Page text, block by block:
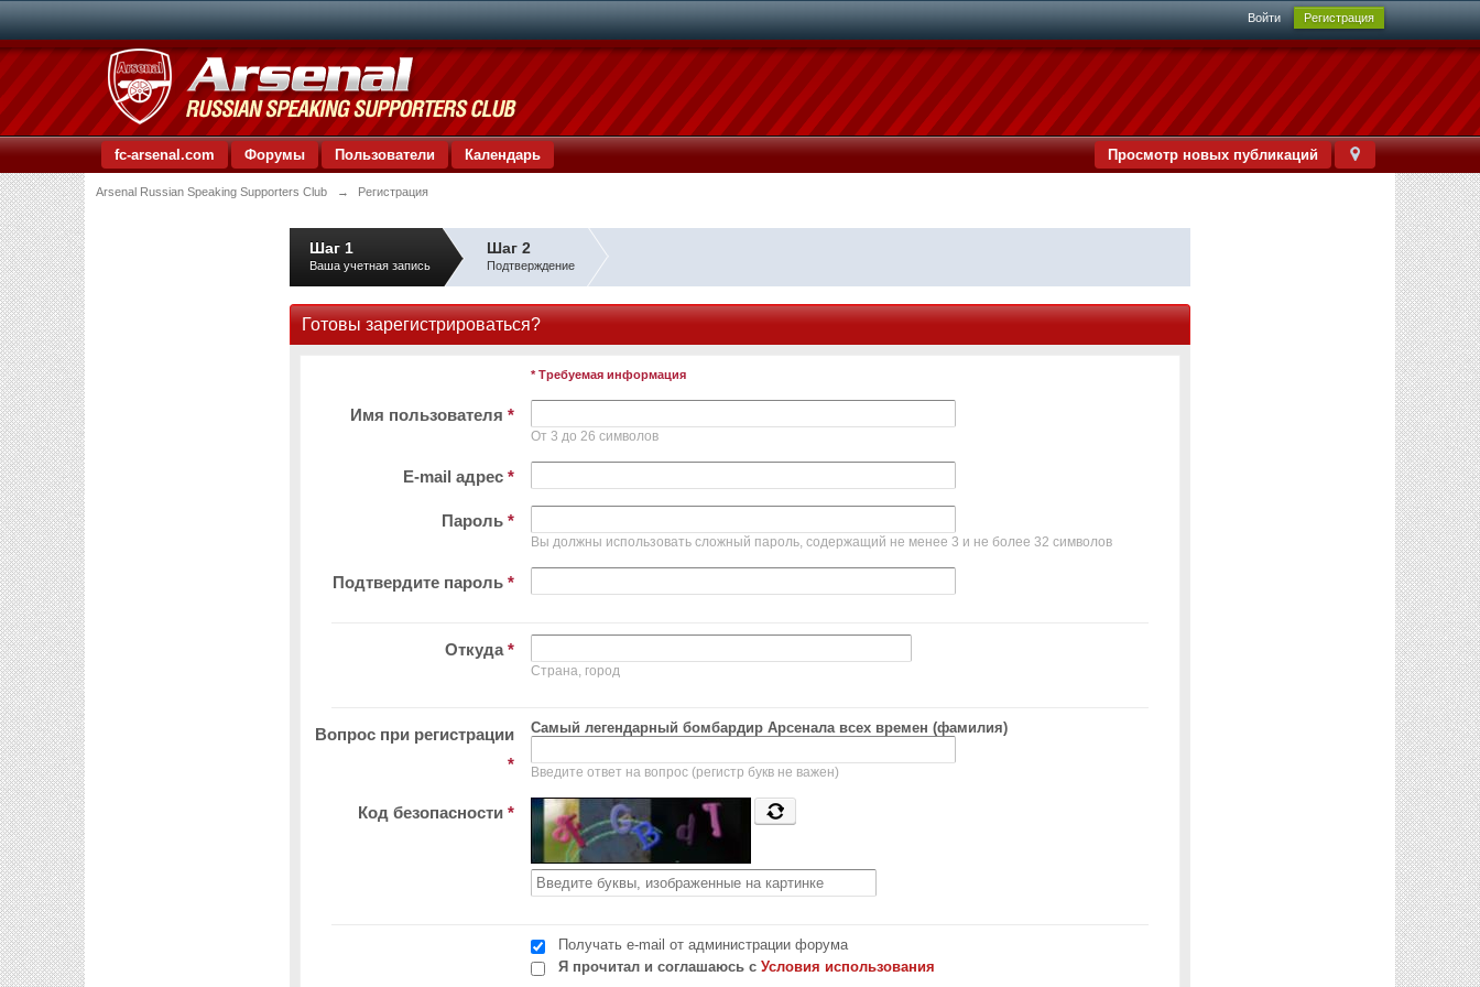
Войти Регистрация
Просмотр новых публикаций
fc-arsenal.com Форумы Пользователи Календарь
Arsenal Russian Speaking Supporters Club → Регистрация
Шаг 1
Ваша учетная запись
Шаг 2
Подтверждение
Готовы зарегистрироваться?
* Требуемая информация
Имя пользователя *
От 3 до 26 символов
E-mail адрес *
Пароль *
Вы должны использовать сложный пароль, содержащий не менее 3 и не более 32 символов
Подтвердите пароль *
Откуда*
Страна, город
Вопрос при регистрации
*
Самый легендарный бомбардир Арсенала всех времен (фамилия)
Введите ответ на вопрос (регистр букв не важен)
Код безопасности *
Получать e-mail от администрации форума
Я прочитал и соглашаюсь с Условия использования